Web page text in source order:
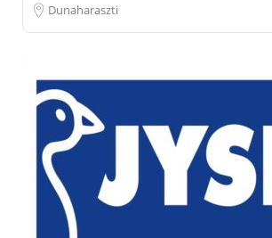
Dunaharaszti